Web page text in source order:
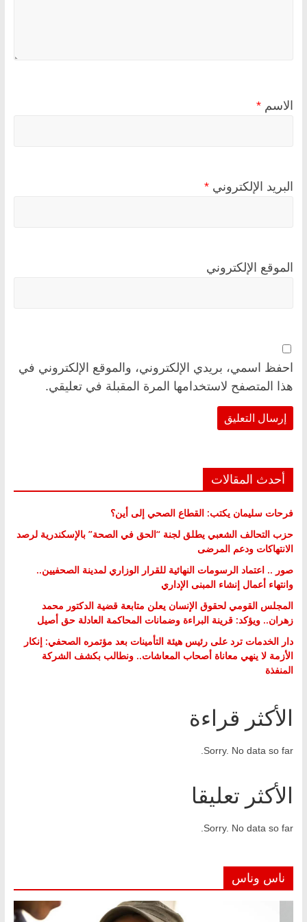
الاسم *
البريد الإلكتروني *
الموقع الإلكتروني
احفظ اسمي، بريدي الإلكتروني، والموقع الإلكتروني في
هذا المتصفح لاستخدامها المرة المقبلة في تعليقي.
أحدث المقالات
فرحات سليمان يكتب: القطاع الصحي إلى أين؟
حزب التحالف الشعبي يطلق لجنة “الحق في الصحة” بالإسكندرية لرصد
الانتهاكات ودعم المرضى
صور .. اعتماد الرسومات النهائية للقرار الوزاري لمدينة الصحفيين..
وانتهاء أعمال إنشاء المبنى الإداري
المجلس القومي لحقوق الإنسان يعلن متابعة قضية الدكتور محمد
زهران.. ويؤكد: قرينة البراءة وضمانات المحاكمة العادلة حق أصيل
دار الخدمات ترد على رئيس هيئة التأمينات بعد مؤتمره الصحفي: إنكار
الأزمة لا ينهي معاناة أصحاب المعاشات.. ونطالب بكشف الشركة
المنفذة
الأكثر قراءة
Sorry. No data so far.
الأكثر تعليقا
Sorry. No data so far.
ناس وناس